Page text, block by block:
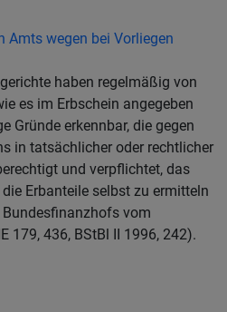
Amts wegen bei Vorliegen
haben regelmäßig von
es im Erbschein angegeben
Gründe erkennbar, die gegen
in tatsächlicher oder rechtlicher
und verpflichtet, das
Erbanteile selbst zu ermitteln
vom
179, 436, BStBl II 1996, 242).